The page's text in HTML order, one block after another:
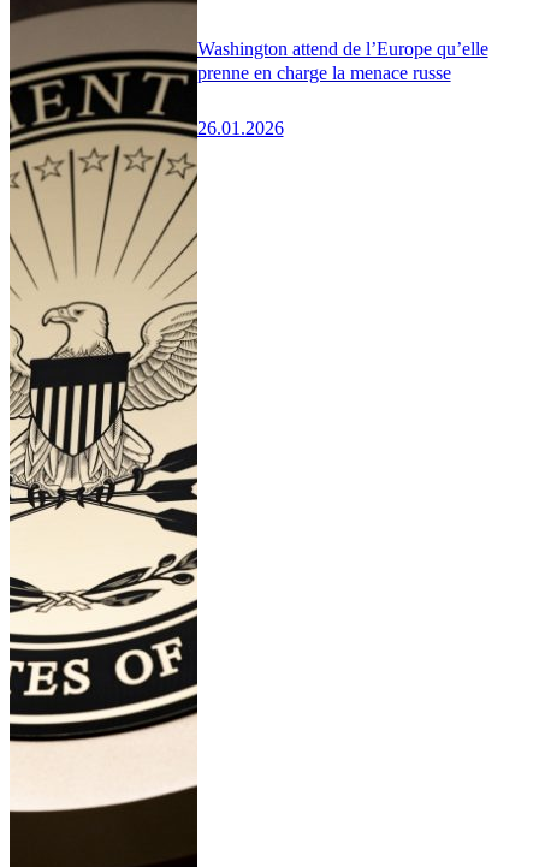
Washington attend de l’Europe qu’elle
prenne en charge la menace russe
26.01.2026